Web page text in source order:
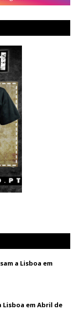
a Lisboa em
Lisboa em Abril de